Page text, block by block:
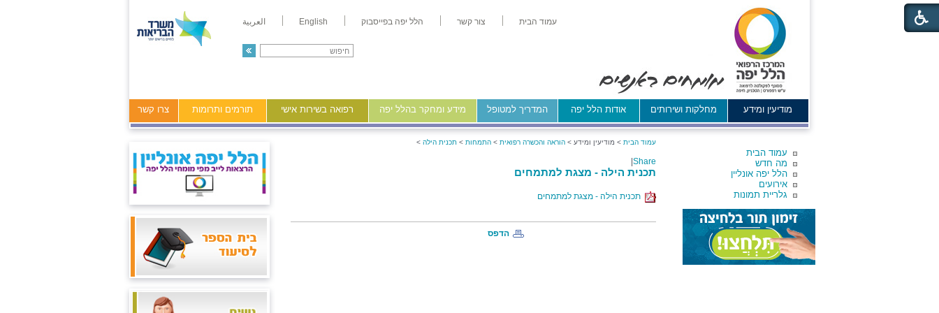
עמוד הבית צור קשר הלל יפה בפייסבוק English العربية
מודיעין ומידע מחלקות ושירותים אודות הלל יפה המדריך למטופל מידע ומחקר בהלל יפה רפואה בשירות אישי תורמים ותרומות צרו קשר
עמוד הבית
מה חדש
הלל יפה אונליין
אירועים
גלריית תמונות
עמוד הבית > מודיעין ומידע > הוראה והכשרה רפואית > התמחות > תכנית הילה >
Share
תכנית הילה - מצגת למתמחים
תכנית הילה - מצגת למתמחים
הדפס